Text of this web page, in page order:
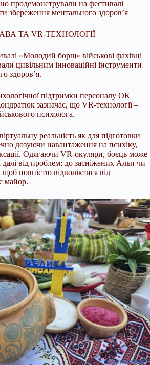
продемонстрували на фестивалі
збереження ментального здоров’я
ТА VR-ТЕХНОЛОГІЇ
«Молодий борщ» військові фахівці
цивільним інноваційні інструменти
здоров’я.
підтримки персоналу ОК
зазначає, що VR-технології –
психолога.
реальність як для підготовки
дозуючи навантаження на психіку,
Одягаючи VR-окуляри, боєць може
далі від проблем: до засніжених Альп чи
повністю відволіктися від
майор.